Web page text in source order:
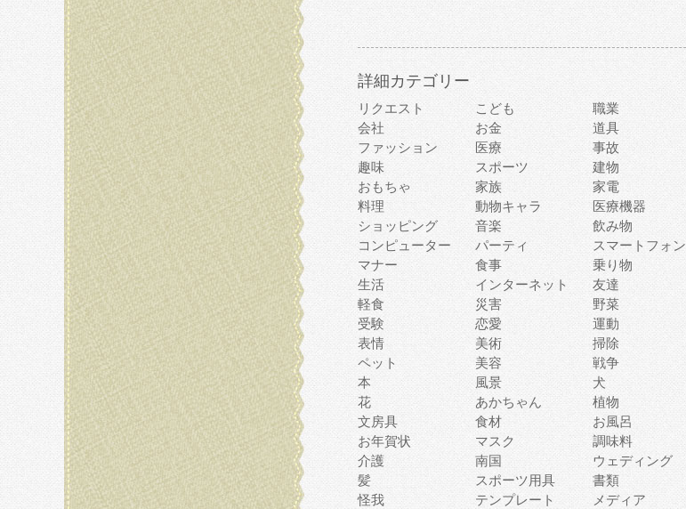
詳細カテゴリー
リクエスト こども 職業
会社
お金 道具
ファッション
医療 事故
趣味
スポーツ 建物
おもちゃ
家族 家電
料理
動物キャラ 医療機器
ショッピング
音楽 飲み物
コンピューター
パーティ スマートフォン
マナー
食事 乗り物
生活
インターネット 友達
軽食
災害 野菜
受験
恋愛 運動
表情
美術 掃除
ペット
美容 戦争
本
風景 犬
花
あかちゃん 植物
文房具
食材 お風呂
お年賀状
マスク 調味料
介護
南国 ウェディング
髪
スポーツ用具 書類
怪我
テンプレート メディア